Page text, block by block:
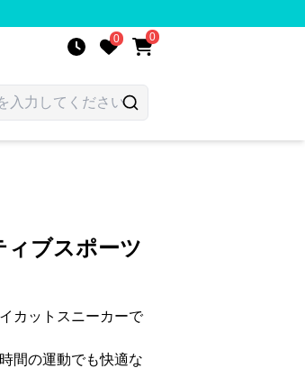
0 0
ブスポーツ
カットスニーカーで
間の運動でも快適な